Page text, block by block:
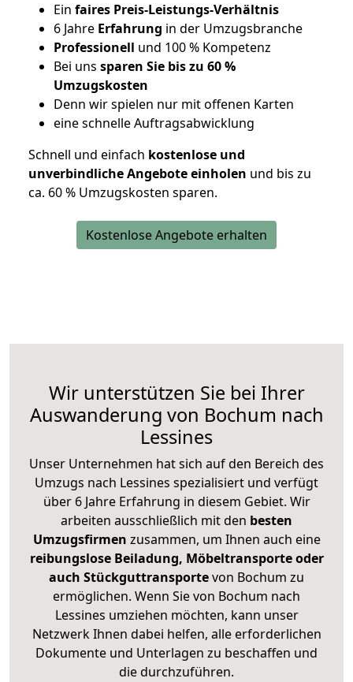
Ein faires Preis-Leistungs-Verhältnis
6 Jahre Erfahrung in der Umzugsbranche
Professionell und 100 % Kompetenz
Bei uns sparen Sie bis zu 60 %
Umzugskosten
Denn wir spielen nur mit offenen Karten
eine schnelle Auftragsabwicklung
Schnell und einfach kostenlose und
unverbindliche Angebote einholen und bis zu
ca. 60 % Umzugskosten sparen.
Kostenlose Angebote erhalten
Wir unterstützen Sie bei Ihrer
Auswanderung von Bochum nach
Lessines
Unser Unternehmen hat sich auf den Bereich des
Umzugs nach Lessines spezialisiert und verfügt
über 6 Jahre Erfahrung in diesem Gebiet. Wir
arbeiten ausschließlich mit den besten
Umzugsfirmen zusammen, um Ihnen auch eine
reibungslose Beiladung, Möbeltransporte oder
auch Stückguttransportevon Bochum zu
ermöglichen. Wenn Sie von Bochum nach
Lessines umziehen möchten, kann unser
Netzwerk Ihnen dabei helfen, alle erforderlichen
Dokumente und Unterlagen zu beschaffen und
die durchzuführen.